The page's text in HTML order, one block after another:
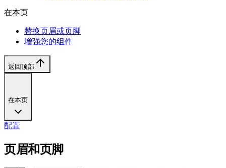
在本页
替换页眉或页脚
增强您的组件
返回顶部
在本页
配置
页眉和页脚